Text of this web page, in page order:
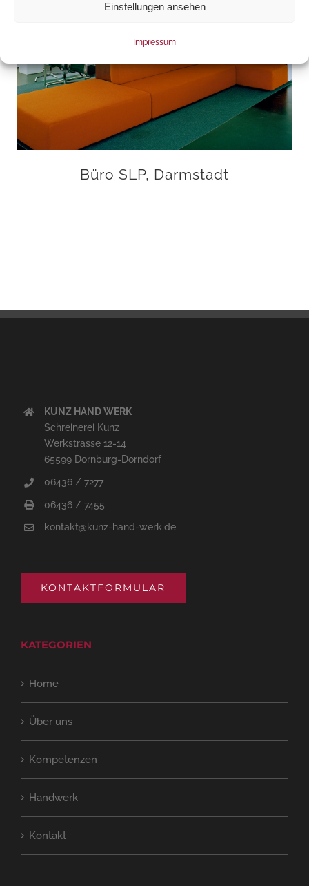
Einstellungen ansehen
Impressum
Büro SLP, Darmstadt
KUNZ HAND WERK
Schreinerei Kunz
Werkstrasse 12-14
65599 Dornburg-Dorndorf
06436 / 7277
06436 / 7455
kontakt@kunz-hand-werk.de
KONTAKTFORMULAR
KATEGORIEN
Home
Über uns
Kompetenzen
Handwerk
Kontakt